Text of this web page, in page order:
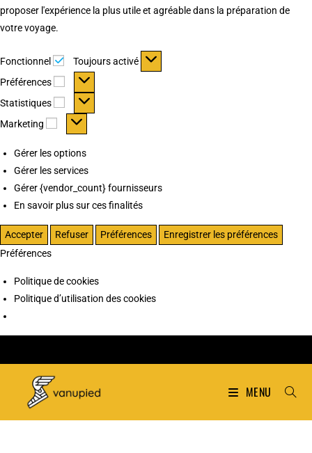
proposer l'expérience la plus utile et agréable dans la préparation de
votre voyage.
Fonctionnel Fonctionnel
Toujours activé
Préférences
Préférences
Statistiques Statistiques
Marketing Marketing
Gérer les options
Gérer les services
Gérer {vendor_count} fournisseurs
En savoir plus sur ces finalités
Accepter Refuser Préférences
Enregistrer les préférences
Préférences
Politique de cookies
Politique d’utilisation des cookies
MENU